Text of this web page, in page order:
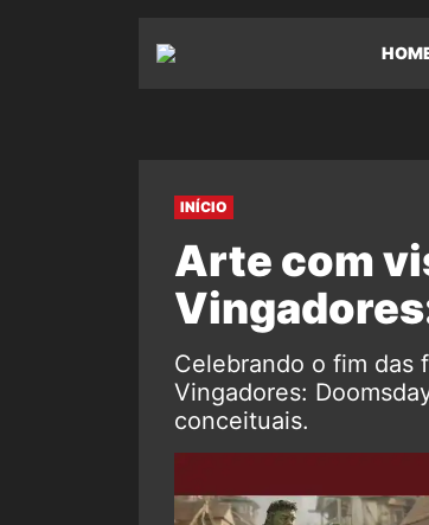
INÍCIO
Arte com
Celebrando o fim das
Vingadores:
conceituais.